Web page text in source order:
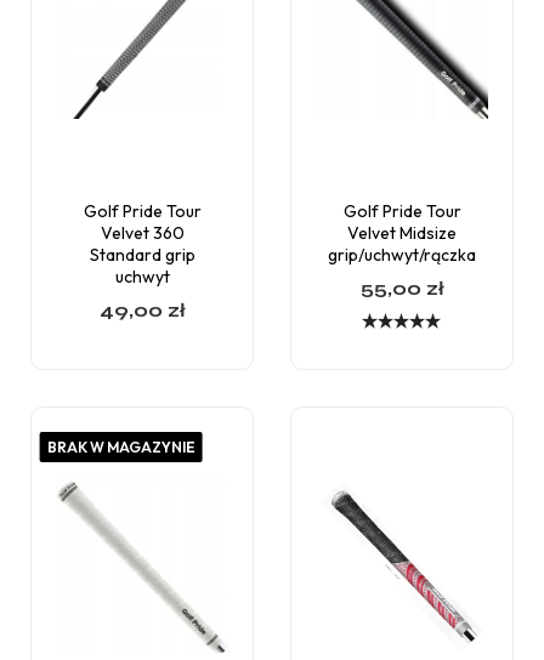
Golf Pride Tour
Velvet 360
Standard grip
uchwyt
49,00 zł
Golf Pride Tour
Velvet Midsize
grip/uchwyt/rączka
55,00 zł
BRAK W MAGAZYNIE